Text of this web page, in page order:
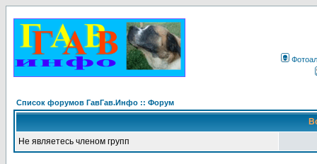
Список форумов ГавГав.Инфо :: Форум
Не являетесь членом групп